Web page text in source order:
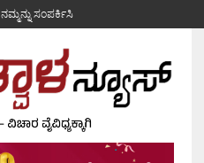
ನಮ್ಮನ್ನು ಸಂಪರ್ಕಿಸಿ